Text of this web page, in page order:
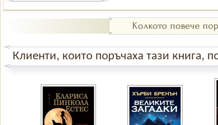
Клиенти, които поръчаха тази книга,